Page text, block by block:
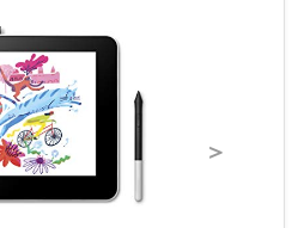
＞